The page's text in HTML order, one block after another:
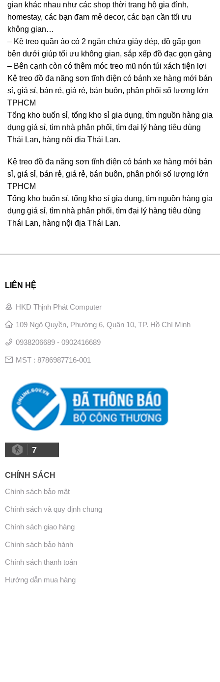
gian khác nhau như các shop thời trang hộ gia đình,
homestay, các bạn đam mê decor, các bạn cần tối ưu
không gian…
– Kệ treo quần áo có 2 ngăn chứa giày dép, đồ gấp gọn
bên dưới giúp tối ưu không gian, sắp xếp đồ đạc gọn gàng
– Bên cạnh còn có thêm móc treo mũ nón túi xách tiện lợi
Kệ treo đồ đa năng sơn tĩnh điện có bánh xe hàng mới bán
sỉ, giá sỉ, bán rẻ, giá rẻ, bán buôn, phân phối số lượng lớn
TPHCM
Tổng kho buốn sỉ, tổng kho sỉ gia dụng, tìm nguồn hàng gia
dụng giá sỉ, tìm nhà phân phối, tìm đại lý hàng tiêu dùng
Thái Lan, hàng nội địa Thái Lan.
Kệ treo đồ đa năng sơn tĩnh điện có bánh xe hàng mới bán
sỉ, giá sỉ, bán rẻ, giá rẻ, bán buôn, phân phối số lượng lớn
TPHCM
Tổng kho buốn sỉ, tổng kho sỉ gia dụng, tìm nguồn hàng gia
dụng giá sỉ, tìm nhà phân phối, tìm đại lý hàng tiêu dùng
Thái Lan, hàng nội địa Thái Lan.
LIÊN HỆ
HKD Thịnh Phát Computer
109 Ngô Quyền, Phường 6, Quận 10, TP. Hồ Chí Minh
0938206689 - 0902416689
MST : 8786987716-001
7
CHÍNH SÁCH
Chính sách bảo mật
Chính sách và quy định chung
Chính sách giao hàng
Chính sách bảo hành
Chính sách thanh toán
Hướng dẫn mua hàng